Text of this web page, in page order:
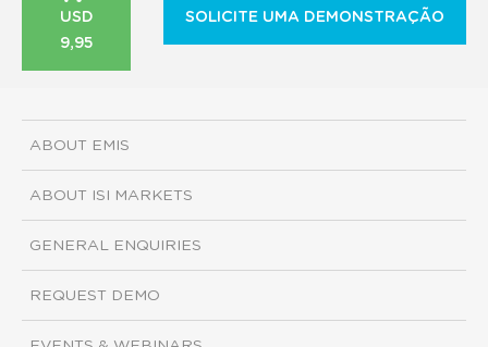
USD
9,95
SOLICITE UMA DEMONSTRAÇÃO
ABOUT EMIS
ABOUT ISI MARKETS
GENERAL ENQUIRIES
REQUEST DEMO